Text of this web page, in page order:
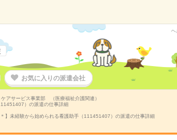
ヘ
お気に入りの派遣会社
アサービス事業部 （医療福祉介護関連）
）の派遣の仕事詳細
】未経験から始められる看護助手（111451407）の派遣の仕事詳細